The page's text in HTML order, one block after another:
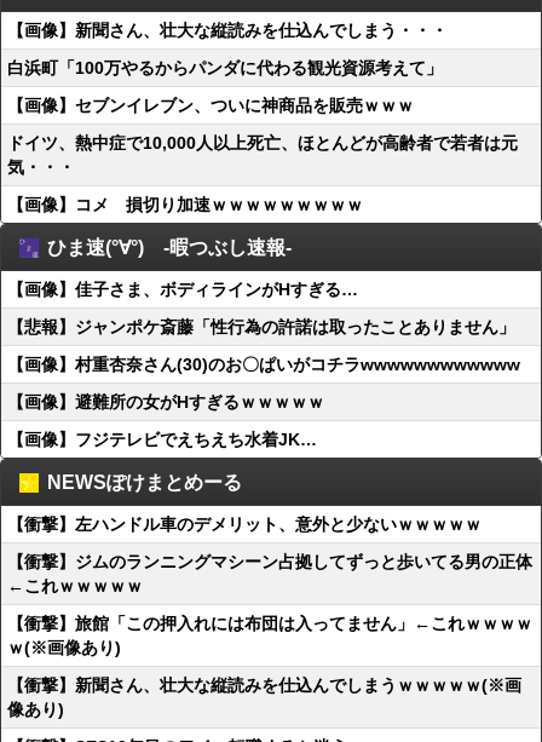
【画像】新聞さん、壮大な縦読みを仕込んでしまう・・・
白浜町「100万やるからパンダに代わる観光資源考えて」
【画像】セブンイレブン、ついに神商品を販売ｗｗｗ
ドイツ、熱中症で10,000人以上死亡、ほとんどが高齢者で若者は元
気・・・
【画像】コメ 損切り加速ｗｗｗｗｗｗｗｗｗ
ひま速(°∀°) -暇つぶし速報-
【画像】佳子さま、ボディラインがHすぎる…
【悲報】ジャンポケ斎藤「性行為の許諾は取ったことありません」
【画像】村重杏奈さん(30)のお〇ぱいがコチラwwwwwwwwwwww
【画像】避難所の女がHすぎるｗｗｗｗｗ
【画像】フジテレビでえちえち水着JK…
NEWSぽけまとめーる
【衝撃】左ハンドル車のデメリット、意外と少ないｗｗｗｗｗ
【衝撃】ジムのランニングマシーン占拠してずっと歩いてる男の正体
←これｗｗｗｗｗ
【衝撃】旅館「この押入れには布団は入ってません」←これｗｗｗｗ
ｗ(※画像あり)
【衝撃】新聞さん、壮大な縦読みを仕込んでしまうｗｗｗｗｗ(※画
像あり)